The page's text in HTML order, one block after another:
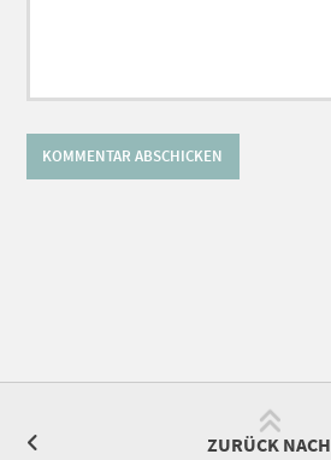
ZURÜCK NACH